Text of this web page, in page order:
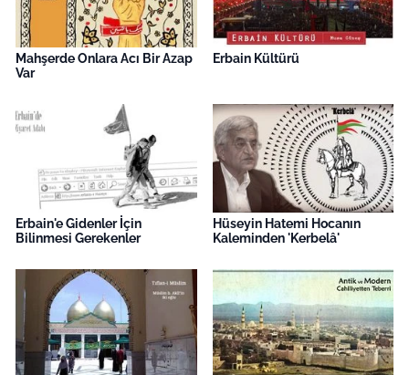
Mahşerde Onlara Acı Bir Azap
Var
Erbain Kültürü
Erbain'e Gidenler İçin
Bilinmesi Gerekenler
Hüseyin Hatemi Hocanın
Kaleminden 'Kerbelâ'